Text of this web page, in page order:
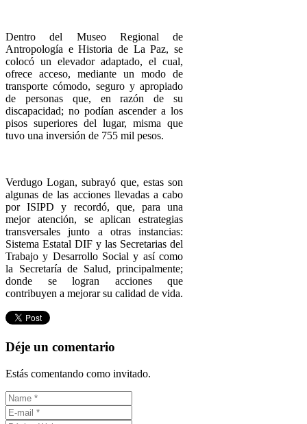
Dentro del Museo Regional de
Antropología e Historia de La Paz, se
colocó un elevador adaptado, el cual,
ofrece acceso, mediante un modo de
transporte cómodo, seguro y apropiado
de personas que, en razón de su
discapacidad; no podían ascender a los
pisos superiores del lugar, misma que
tuvo una inversión de 755 mil pesos.
Verdugo Logan, subrayó que, estas son
algunas de las acciones llevadas a cabo
por ISIPD y recordó, que, para una
mejor atención, se aplican estrategias
transversales junto a otras instancias:
Sistema Estatal DIF y las Secretarias del
Trabajo y Desarrollo Social y así como
la Secretaría de Salud, principalmente;
donde se logran acciones que
contribuyen a mejorar su calidad de vida.
Déje un comentario
Estás comentando como invitado.